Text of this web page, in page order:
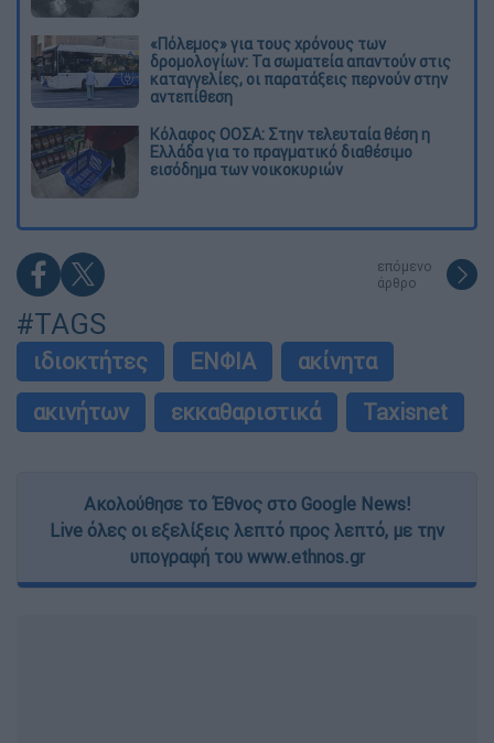
«Πόλεμος» για τους χρόνους των
δρομολογίων: Τα σωματεία απαντούν στις
καταγγελίες, οι παρατάξεις περνούν στην
αντεπίθεση
Κόλαφος ΟΟΣΑ: Στην τελευταία θέση η
Ελλάδα για το πραγματικό διαθέσιμο
εισόδημα των νοικοκυριών
επόμενο
άρθρο
#TAGS
ιδιοκτήτες ΕΝΦΙΑ
ακίνητα
ακινήτων
εκκαθαριστικά Taxisnet
Ακολούθησε το Έθνος στο Google News!
Live όλες οι εξελίξεις λεπτό προς λεπτό, με την
υπογραφή του www.ethnos.gr